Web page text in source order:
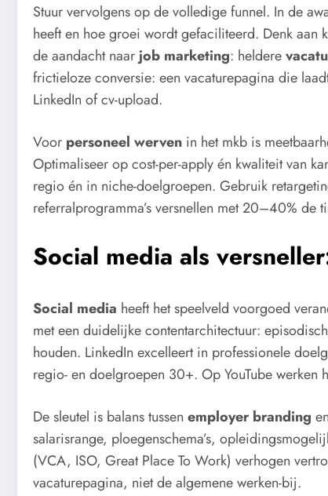
Stuur vervolgens op de volledige funnel. In de
heeft en hoe groei wordt gefaciliteerd. Denk aan
de aandacht naar job marketing: heldere
frictieloze conversie: een vacaturepagina die
LinkedIn of cv-upload.
Voor personeel werven in het mkb is
Optimaliseer op cost-per-apply én kwaliteit van
regio én in niche-doelgroepen. Gebruik
referralprogramma’s versnellen met 20–40% de
Social media als
Social media heeft het speelveld voorgoed
met een duidelijke contentarchitectuur:
houden. LinkedIn excelleert in professionele
regio- en doelgroepen 30+. Op YouTube werken
De sleutel is balans tussen employer branding
salarisrange, ploegenschema’s,
(VCA, ISO, Great Place To Work) verhogen
vacaturepagina, niet de algemene werken-bij.